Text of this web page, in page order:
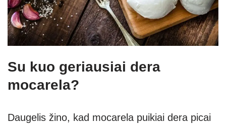
Su kuo geriausiai dera
mocarela?
Daugelis žino, kad mocarela puikiai dera picai